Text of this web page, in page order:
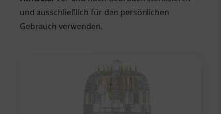
und ausschließlich für den persönlichen
Gebrauch verwenden.